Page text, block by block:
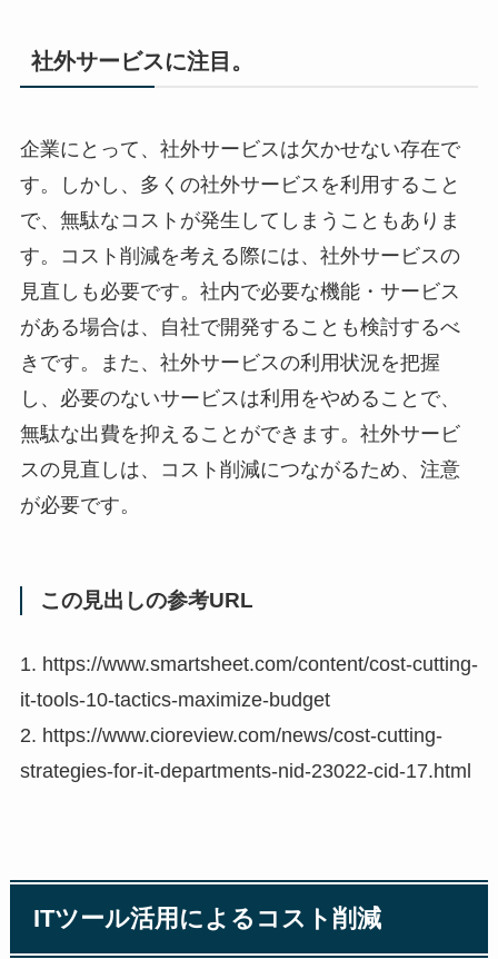
社外サービスに注目。
企業にとって、社外サービスは欠かせない存在で
す。しかし、多くの社外サービスを利用すること
で、無駄なコストが発生してしまうこともありま
す。コスト削減を考える際には、社外サービスの
見直しも必要です。社内で必要な機能・サービス
がある場合は、自社で開発することも検討するべ
きです。また、社外サービスの利用状況を把握
し、必要のないサービスは利用をやめることで、
無駄な出費を抑えることができます。社外サービ
スの見直しは、コスト削減につながるため、注意
が必要です。
この見出しの参考URL
1. https://www.smartsheet.com/content/cost-cutting-
it-tools-10-tactics-maximize-budget
2. https://www.cioreview.com/news/cost-cutting-
strategies-for-it-departments-nid-23022-cid-17.html
ITツール活用によるコスト削減